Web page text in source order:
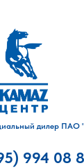
дилер
994 08